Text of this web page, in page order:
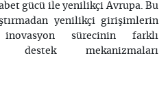
gücü ile yenilikçi Avrupa. Bu
yenilikçi girişimlerin
sürecinin farklı
destek mekanizmaları